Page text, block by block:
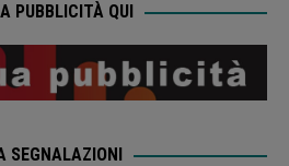
PUBBLICITÀ QUI
SEGNALAZIONI